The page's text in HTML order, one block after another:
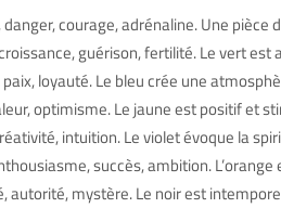
danger, courage, adrénaline. Une
guérison, fertilité. Le vert
loyauté. Le bleu crée une
optimisme. Le jaune est positif et
intuition. Le violet évoque la
succès, ambition.
autorité, mystère. Le noir est